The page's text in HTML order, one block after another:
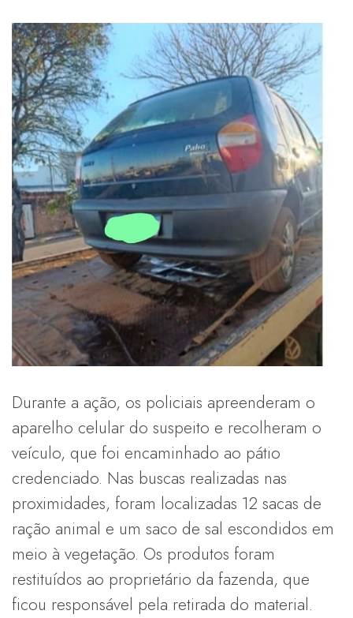
Durante a ação, os policiais apreenderam o
aparelho celular do suspeito e recolheram o
veículo, que foi encaminhado ao pátio
credenciado. Nas buscas realizadas nas
proximidades, foram localizadas 12 sacas de
ração animal e um saco de sal escondidos em
meio à vegetação. Os produtos foram
restituídos ao proprietário da fazenda, que
ficou responsável pela retirada do material.